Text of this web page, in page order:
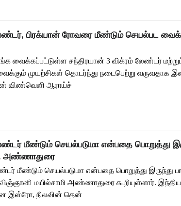
பிரக்யான் ரோவரை மீண்டும் செயல்பட
வைக்கப்பட்டுள்ள சந்திரயான் 3 விக்ரம் லேண்டர்
முயற்சிகள் தொடர்ந்து நடைபெற்று வருவதாக
விண்வெளி ஆராய்ச்
மீண்டும் செயல்படுமா என்பதை பொறுத்து
அண்ணாதுரை
மீண்டும் செயல்படுமா என்பதை பொறுத்து
மயில்சாமி அண்ணாதுரை கூறியுள்ளார்.
இஸ்ரோ, நிலவின் தென்